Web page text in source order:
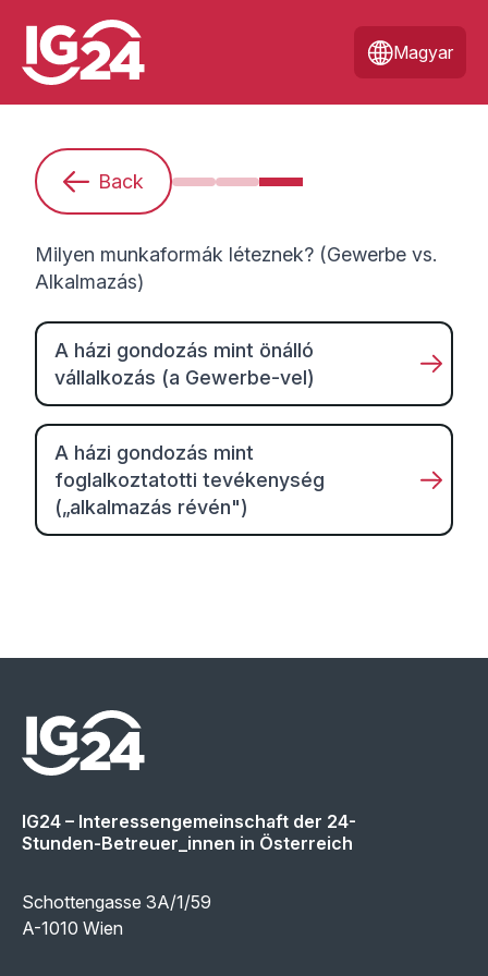
Magyar
Back Kezdő vagyok. Mit kell tudnom?
Hogyan készüljek fel egy
Milyen munkaformák
Milyen munkaformák léteznek? (Gewerbe vs.
Alkalmazás)
A házi gondozás mint önálló
vállalkozás (a Gewerbe-vel)
A házi gondozás mint
foglalkoztatotti tevékenység
(„alkalmazás révén")
IG24 – Interessengemeinschaft der 24-
Stunden-Betreuer_innen in Österreich
Schottengasse 3A/1/59
A-1010 Wien